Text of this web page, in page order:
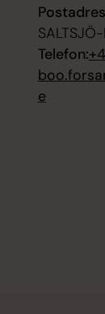
Telefon:
e